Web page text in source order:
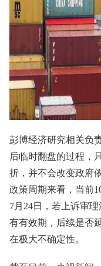
彭博经济研究相关负
后临时翻盘的过程，
折，并不会改变政府
政策周期来看，当前
7月24日，若上诉审
有有效期，后续是否
在极大不确定性。